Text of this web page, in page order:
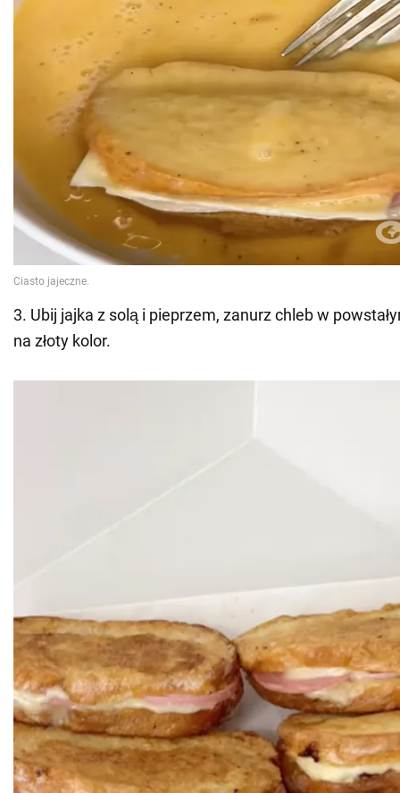
3. Ubij jajka z solą i pieprzem, zanurz chleb w
na złoty kolor.